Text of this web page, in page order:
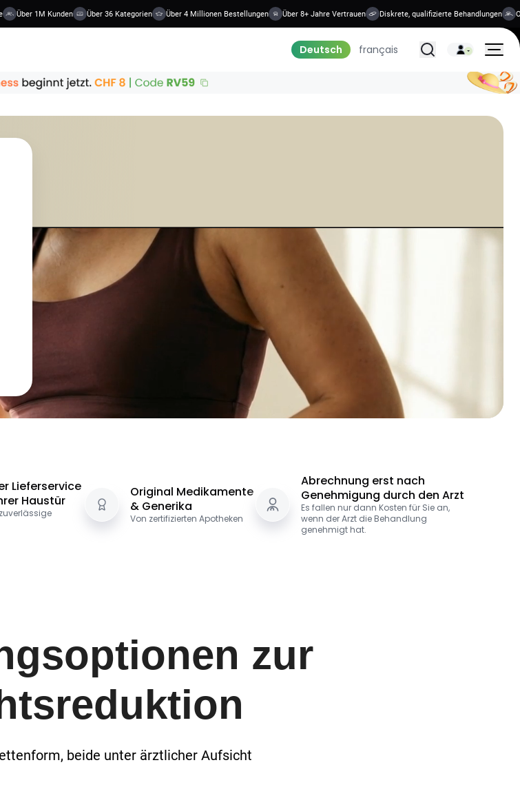
Über 1M Kunden Über 36 Kategorien Über 4 Millionen Bestellungen Über 8+ Jahre Vertrauen Diskrete, qualifizierte Behandlungen
Deutsch français Alle Behandlungen
Lieferservice
Haustür
Original Medikamente
& Generika
Von zertifizierten Apotheken
Abrechnung erst nach
Genehmigung durch den Arzt
Es fallen nur dann Kosten für Sie an,
wenn der Arzt die Behandlung
genehmigt hat.
zur
beide unter ärztlicher Aufsicht